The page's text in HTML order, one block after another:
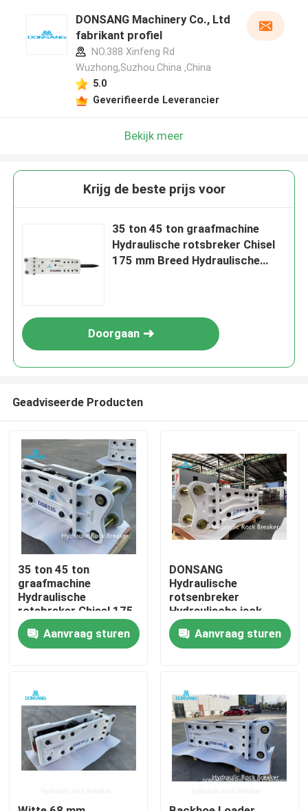
Huis
Producten
VR-show
DONSANG Machinery Co., Ltd
fabrikant profiel
NO.388 Xinfeng Rd
Wuzhong,Suzhou.China ,China
5.0
Geverifieerde Leverancier
Bekijk meer
Krijg de beste prijs voor
35 ton 45 ton graafmachine
Hydraulische rotsbreker Chisel
175 mm Breed Hydraulische
Doorgaan
Geadviseerde Producten
35 ton 45 ton
graafmachine
Hydraulische
rotsbreker Chisel 175
mm breed
Hydraulische breker
hamer
Aanvraag sturen
DONSANG
Hydraulische
rotsenbreker
Hydraulische jack
hamer 4,8-8,0 ton
Mini-graafmachine
bevestiging
Aanvraag sturen